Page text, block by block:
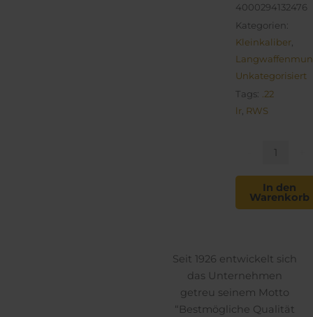
4000294132476
Kategorien:
Kleinkaliber
Unkategorisiert
Tags: .22
lr RWS
In den
Warenkorb
Seit 1926 entwickelt sich
das Unternehmen
getreu seinem Motto
“Bestmögliche Qualität